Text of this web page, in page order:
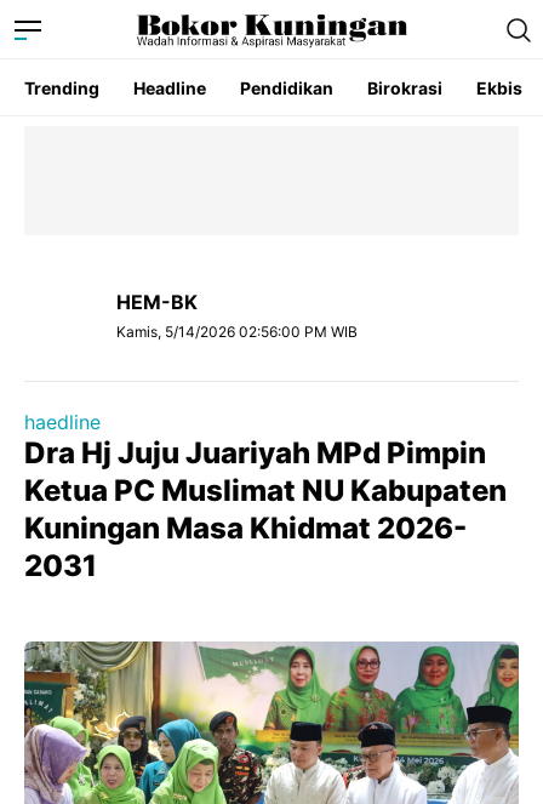
Trending Headline Pendidikan Birokrasi Ekbis
HEM-BK
Kamis, 5/14/2026 02:56:00 PM WIB
haedline
Dra Hj Juju Juariyah MPd Pimpin
Ketua PC Muslimat NU Kabupaten
Kuningan Masa Khidmat 2026-
2031